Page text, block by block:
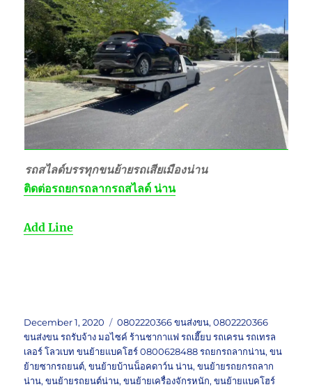
รถสไลด์บรรทุกขนย้ายรถเสียเมืองน่าน
ติดต่อรถยกรถลากรถสไลด์ น่าน
Add Line
Posted
on
December 1, 2020 Tags
0802220366 ขนส่งขน,0802220366
ขนส่งขน รถรับจ้าง มอไซค์ ร้านชากาแฟ รถเฮี๊ยบ รถเครน รถเทรล
เลอร์ โลวเบท ขนย้ายแบคโฮร์ 0800628488 รถยกรถลากน่าน,ขน
ย้ายซากรถยนต์,ขนย้ายบ้านน็อคดาว์น น่าน,ขนย้ายรถยกรถลาก
น่าน,ขนย้ายรถยนต์น่าน,ขนย้ายเครื่องจักรหนัก,ขนย้ายแบคโฮร์